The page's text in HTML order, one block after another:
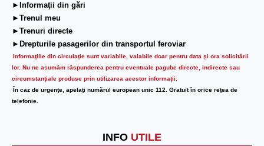
►Informaţii din gări
►Trenul meu
►Trenuri directe
►Drepturile pasagerilor din transportul feroviar
Informaţiile din circulaţie sunt variabile, valabile doar pentru data şi ora solicitării
lor. Nu ne asumăm răspunderea pentru eventuale pagube directe, indirecte sau
circumstanțiale produse prin utilizarea acestor informații.
În caz de urgenţe, apelaţi numărul european unic 112. Gratuit în orice reţea de
telefonie.
INFO UTILE